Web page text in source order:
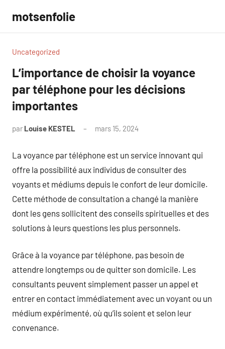
contenu
motsenfolie
Uncategorized
L’importance de choisir la voyance
par téléphone pour les décisions
importantes
par Louise KESTEL mars 15, 2024
La voyance par téléphone est un service innovant qui
offre la possibilité aux individus de consulter des
voyants et médiums depuis le confort de leur domicile.
Cette méthode de consultation a changé la manière
dont les gens sollicitent des conseils spirituelles et des
solutions à leurs questions les plus personnels.
Grâce à la voyance par téléphone, pas besoin de
attendre longtemps ou de quitter son domicile. Les
consultants peuvent simplement passer un appel et
entrer en contact immédiatement avec un voyant ou un
médium expérimenté, où qu’ils soient et selon leur
convenance.